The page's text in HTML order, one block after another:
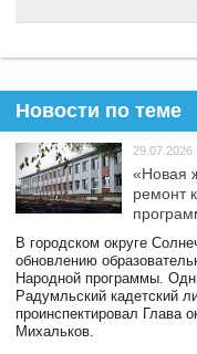
Новости по теме
29.07.2026
«Новая
ремонт
В городском округе
обновлению
Народной программы.
Радумльский кадетский
проинспектировал Глава
Михальков.